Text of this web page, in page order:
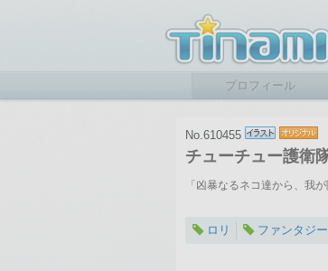
プロフィール
No.610455
チューチュー護衛
「凶暴なるネコ達から、我
ロリ ファンタジー